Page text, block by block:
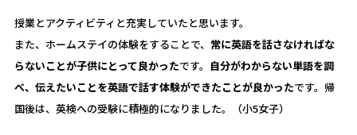
授業とアクティビティと充実していたと思います。
また、ホームステイの体験をすることで、 常に英語を話さなければな
らないことが子供にとって良かったです。 自分がわからない単語を調
べ、伝えたいことを英語で話す体験ができたことが良かったです。帰
国後は、英検への受験に積極的になりました。（小5女子）